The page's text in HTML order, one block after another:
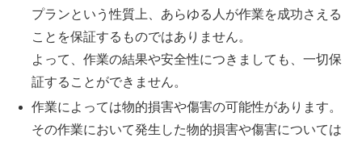
プランという性質上、あらゆる人が作業を成功さえる
ことを保証するものではありません。
よって、作業の結果や安全性につきましても、一切保
証することができません。
作業によっては物的損害や傷害の可能性があります。
その作業において発生した物的損害や傷害については